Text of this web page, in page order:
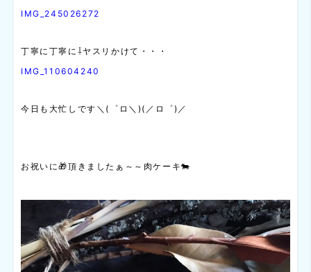
IMG_245026272
丁寧に丁寧に⇩ヤスリかけて・・・
IMG_110604240
今日も大忙しです＼(゜ロ＼)(／ロ゜)／
お祝いに🎁頂きましたぁ～～肉ケーキ🐄